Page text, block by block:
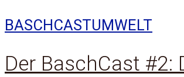
BASCHCASTUMWELT
Der BaschCast #2: